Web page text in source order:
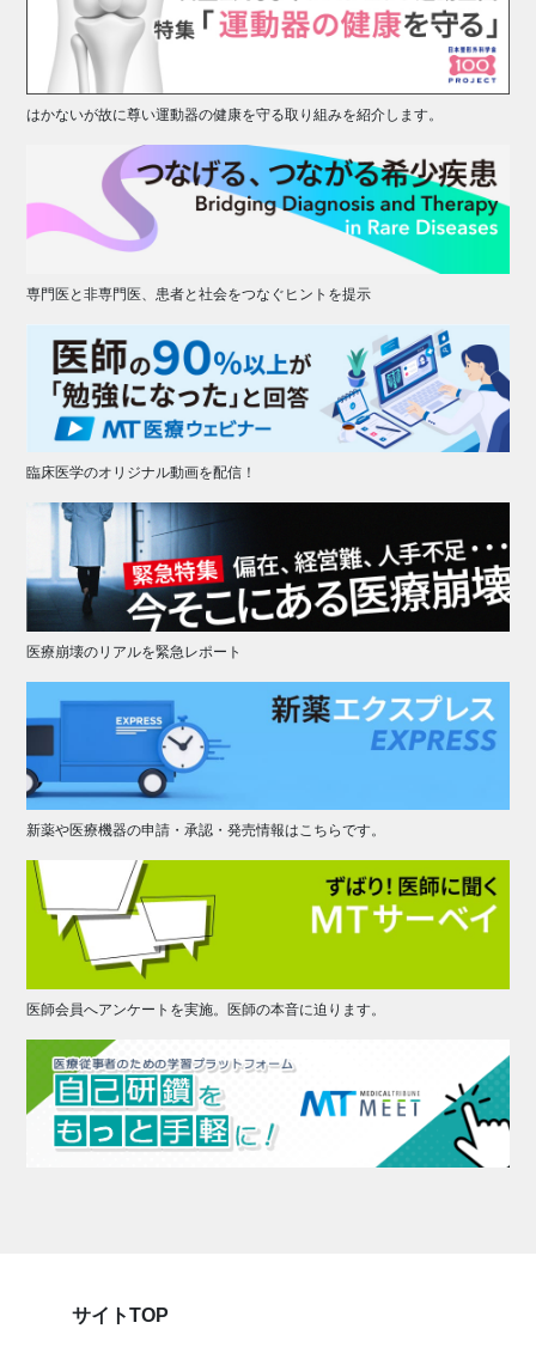
はかないが故に尊い運動器の健康を守る取り組みを紹介します。
専門医と非専門医、患者と社会をつなぐヒントを提示
臨床医学のオリジナル動画を配信！
医療崩壊のリアルを緊急レポート
新薬や医療機器の申請・承認・発売情報はこちらです。
医師会員へアンケートを実施。医師の本音に迫ります。
サイトTOP